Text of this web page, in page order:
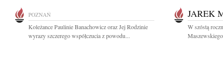
POZNAŃ
Koleżance Paulinie Banachowicz oraz Jej Rodzinie
wyrazy szczerego współczucia z powodu...
JAREK
W szóstą